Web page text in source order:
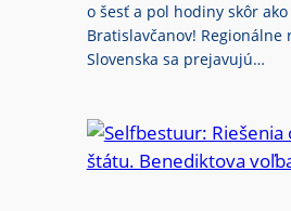
o šesť a pol hodiny skôr
Bratislavčanov! Regionálne
Slovenska sa prejavujú…